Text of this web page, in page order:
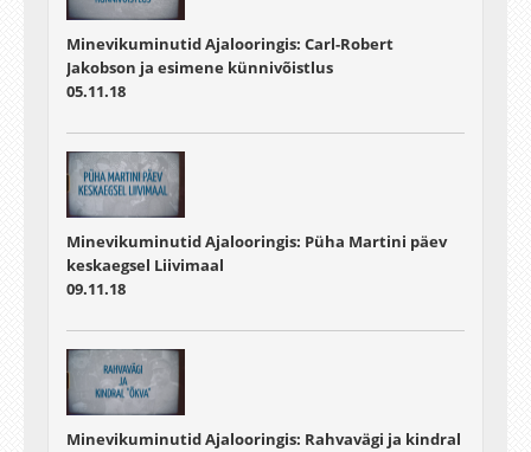
Minevikuminutid Ajalooringis: Carl-Robert
Jakobson ja esimene künnivõistlus
05.11.18
Minevikuminutid Ajalooringis: Püha Martini päev
keskaegsel Liivimaal
09.11.18
Minevikuminutid Ajalooringis: Rahvavägi ja kindral